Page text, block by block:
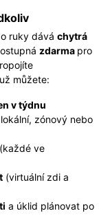
ruky dává chytrá
zdar­ma pro
můžete:
v týdnu
zónový nebo
(každé ve
(virtuální zdi a
a úklid plánovat po